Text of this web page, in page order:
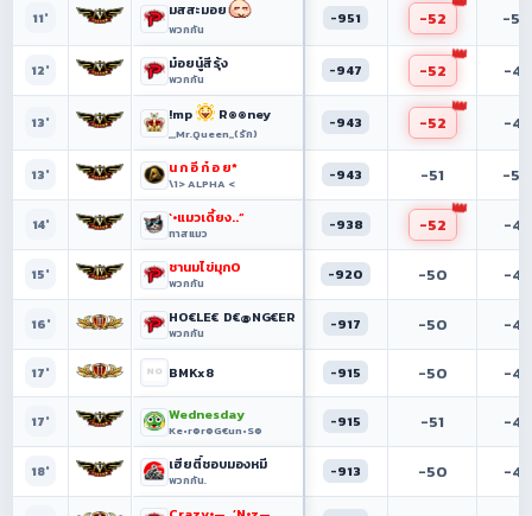
11° มสสะมอย
พวกกัน
-951 -52 -50
12° ม๋อยนู๋สีรุ้ง
พวกกัน -947 -52 -49
13° !mp R๏๏ney
,,,Mr.Queen,,(รัก)
-943 -52 -47
13° น ก อี ก๋ อ ย*
\1> ALPHA < -943 -51 -50
14° `•แมวเดี้ยง..“
ทาสแมว -938 -52 -49
15° ชานมไข่มุกO
พวกกัน -920 -50 -47
16° HO€LE€ D€@NG€ER
พวกกัน -917 -50 -47
17° BMKx8 -915 -50 -48
17° Wednesday
Ke•r๏r๏G€un•S๏ -915 -51 -49
18° เฮียตี๋ชอบมองหมี
พวกกัน. -913 -50 -48